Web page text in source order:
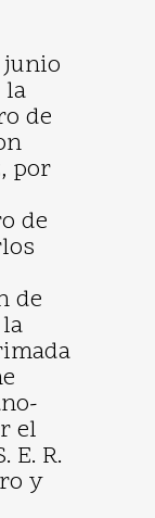
junio
la
de
por
de
de
el
E. R.
y